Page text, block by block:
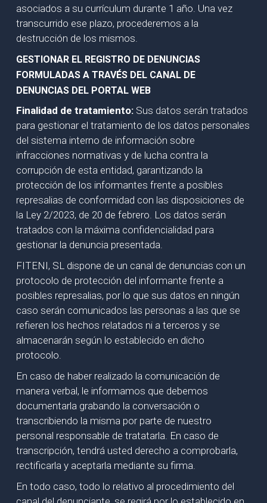
asociados a su currículum durante 1 año. Una vez
transcurrido ese plazo, procederemos a la
destrucción de los mismos.
GESTIONAR EL REGISTRO DE DENUNCIAS
FORMULADAS A TRAVÉS DEL CANAL DE
DENUNCIAS DEL PORTAL WEB
Finalidad de tratamiento: Sus datos serán tratados
para gestionar el tratamiento de los datos personales
del sistema interno de información sobre
infracciones normativas y de lucha contra la
corrupción de esta entidad, garantizando la
protección de los informantes frente a posibles
represalias de conformidad con las disposiciones de
la Ley 2/2023, de 20 de febrero. Los datos serán
tratados con la máxima confidencialidad para
gestionar la denuncia presentada.
FITENI, SL dispone de un canal de denuncias con un
protocolo de protección del informante frente a
posibles represalias, por lo que sus datos en ningún
caso serán comunicados las personas a las que se
refieren los hechos relatados ni a terceros y se
almacenarán según lo establecido en dicho
protocolo.
En caso de haber realizado la comunicación de
manera verbal, le informamos que debemos
documentarla grabando la conversación o
transcribiendo la misma por parte de nuestro
personal responsable de tratatarla. En caso de
transcripción, tendrá usted derecho a comprobarla,
rectificarla y aceptarla mediante su firma.
En todo caso, todo lo relativo al procedimiento del